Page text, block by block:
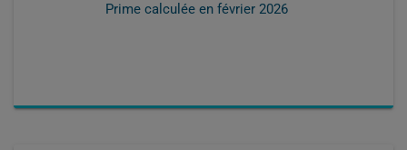
Prime calculée en février 2026